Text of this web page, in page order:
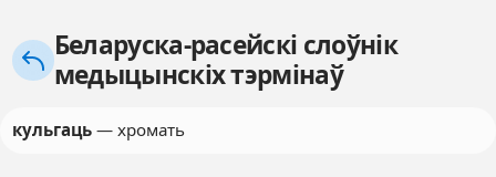
Беларуска-расейскі слоўнік
медыцынскіх тэрмінаў
кульгаць— хромать